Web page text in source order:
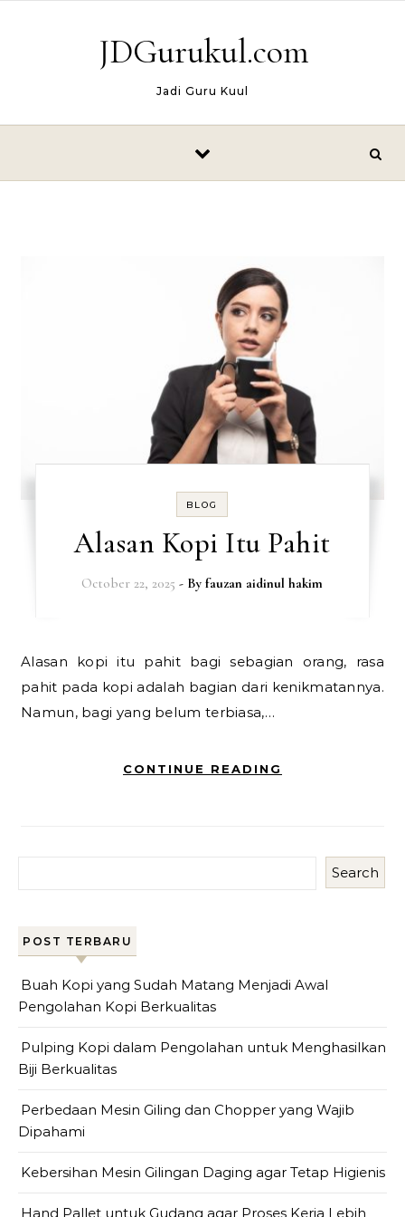
JDGurukul.com
Jadi Guru Kuul
BLOG
Alasan Kopi Itu Pahit
October 22, 2025 - Byfauzan aidinul hakim
Alasan kopi itu pahit bagi sebagian orang, rasa
pahit pada kopi adalah bagian dari kenikmatannya.
Namun, bagi yang belum terbiasa,…
CONTINUE READING
Search
POST TERBARU
Buah Kopi yang Sudah Matang Menjadi Awal
Pengolahan Kopi Berkualitas
Pulping Kopi dalam Pengolahan untuk Menghasilkan
Biji Berkualitas
Perbedaan Mesin Giling dan Chopper yang Wajib
Dipahami
Kebersihan Mesin Gilingan Daging agar Tetap Higienis
Hand Pallet untuk Gudang agar Proses Kerja Lebih